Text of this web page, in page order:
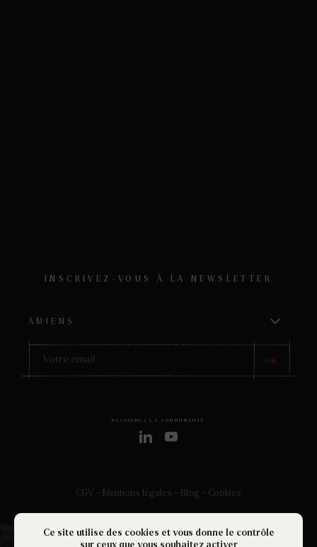
INSCRIVEZ-VOUS À LA NEWSLETTER
OK
REJOIGNEZ LA COMMUNAUTÉ
CGV - Mentions légales - Blog - Cookies
Ce site utilise des cookies et vous donne le contrôle
sur ceux que vous souhaitez activer